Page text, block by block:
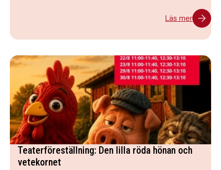
Läs mer
Teaterföreställning: Den lilla röda hönan och
vetekornet